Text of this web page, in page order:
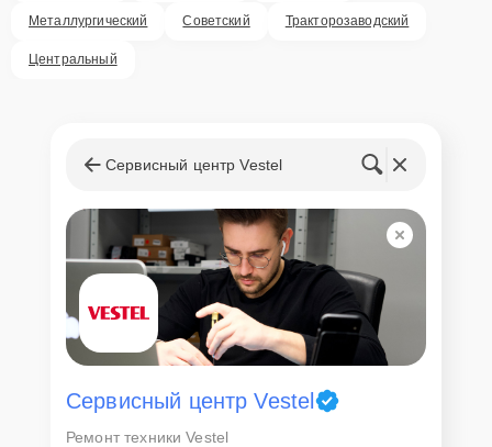
Металлургический Советский Тракторозаводский
Центральный
Сервисный центр Vestel
Сервисный центр Vestel
Ремонт техники Vestel